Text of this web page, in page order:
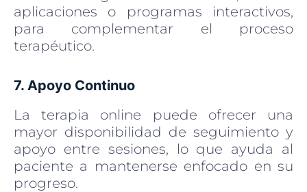
aplicaciones o programas interactivos,
para complementar el proceso
terapéutico.
7. Apoyo Continuo
La terapia online puede ofrecer una
mayor disponibilidad de seguimiento y
apoyo entre sesiones, lo que ayuda al
paciente a mantenerse enfocado en su
progreso.